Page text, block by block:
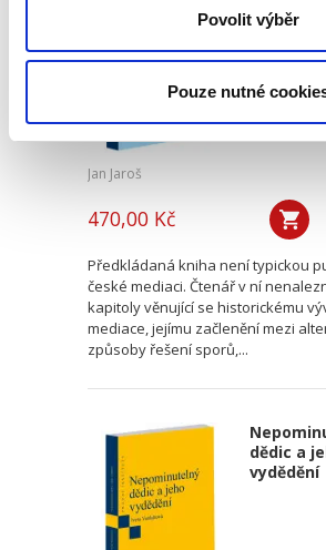
Povolit výběr
Pouze nutné
Jan Jaroš
470,00 Kč
Předkládaná kniha není typickou
české mediaci. Čtenář v ní
kapitoly věnující se historickému
mediace, jejímu začlenění mezi
způsoby řešení sporů,...
dědic a
vydědění